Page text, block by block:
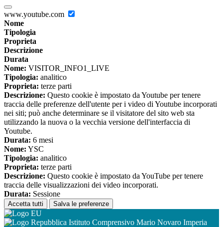
www.youtube.com
Nome
Tipologia
Proprieta
Descrizione
Durata
Nome: VISITOR_INFO1_LIVE
Tipologia: analitico
Proprieta: terze parti
Descrizione: Questo cookie è impostato da Youtube per tenere
traccia delle preferenze dell'utente per i video di Youtube incorporati
nei siti; può anche determinare se il visitatore del sito web sta
utilizzando la nuova o la vecchia versione dell'interfaccia di
Youtube.
Durata: 6 mesi
Nome: YSC
Tipologia: analitico
Proprieta: terze parti
Descrizione: Questo cookie è impostato da YouTube per tenere
traccia delle visualizzazioni dei video incorporati.
Durata: Sessione
Accetta tutti Salva le preferenze
Istituto Comprensivo Mario Novaro Imperia